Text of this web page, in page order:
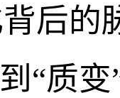
后的
“质